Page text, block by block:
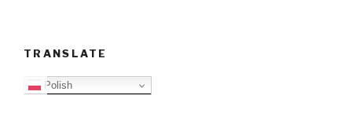
TRANSLATE
Polish